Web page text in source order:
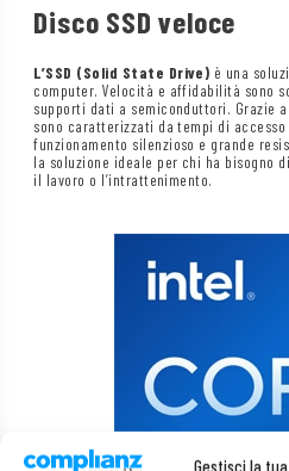
Gestisci la
Disco SSD veloce
L’SSD (Solid State Drive) è una
computer. Velocità e affidabilità sono
supporti dati a semiconduttori. Grazie
sono caratterizzati da tempi di
funzionamento silenzioso e grande
la soluzione ideale per chi ha bisogno
il lavoro o l’intrattenimento.